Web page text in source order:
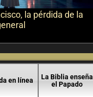
la pérdida de la
en línea
La Biblia enseña
el Papado